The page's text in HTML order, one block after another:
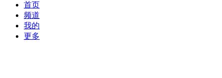
首页
频道
我的
更多